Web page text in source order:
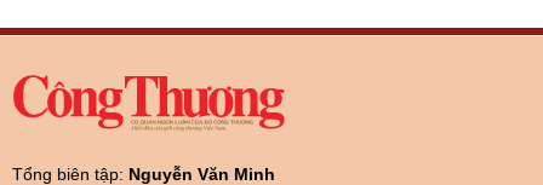
Tổng biên tập: Nguyễn Văn Minh